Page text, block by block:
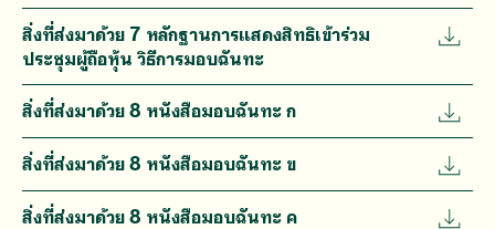
สิ่งที่ส่งมาด้วย 7 หลักฐานการแสดงสิทธิเข้าร่วม
ประชุมผู้ถือหุ้น วิธีการมอบฉันทะ
สิ่งที่ส่งมาด้วย 8 หนังสือมอบฉันทะ ก
สิ่งที่ส่งมาด้วย 8 หนังสือมอบฉันทะ ข
สิ่งที่ส่งมาด้วย 8 หนังสือมอบฉันทะ ค